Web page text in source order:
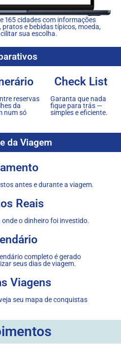
165 cidades com informações
e bebidas típicos, moeda,
sua escolha.
reservas
da
num só
Check List
Garanta que nada
fique para trás —
simples e eficiente.
da Viagem
antes e durante a viagem.
Reais
onde o dinheiro foi investido.
completo é gerado
seus dias de viagem.
Viagens
seu mapa de conquistas